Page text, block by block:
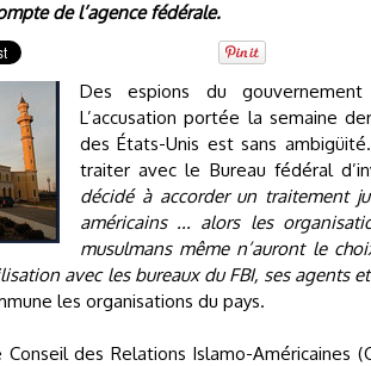
de l’agence fédérale.
Des espions du
L’accusation portée la semaine
des États-Unis est sans
traiter avec le Bureau fédéral
décidé à accorder un traitement
américains ... alors les
musulmans même n’auront le
avec les bureaux du FBI, ses agents
les organisations du pays.
des Relations Islamo-Américaines